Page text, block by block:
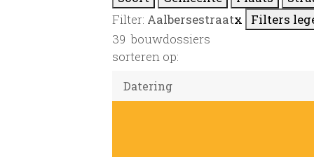
Filter: Aalbersestraatx
Filters
39 bouwdossiers
sorteren op: